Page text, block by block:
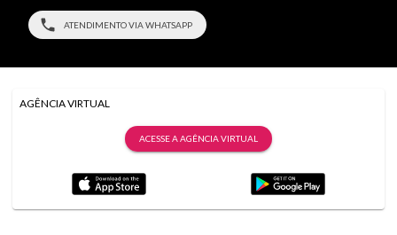
ATENDIMENTO VIA WHATSAPP
AGÊNCIA VIRTUAL
ACESSE A AGÊNCIA VIRTUAL